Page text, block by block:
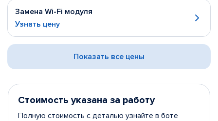
Замена Wi-Fi модуля
Узнать цену
Показать все цены
Стоимость указана за работу
Полную стоимость с деталью узнайте в боте